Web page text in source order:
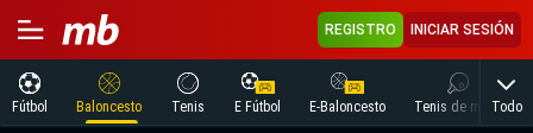
REGISTRO INICIAR SESIÓN
Fútbol Baloncesto Tenis E Fútbol E-Baloncesto Tenis de mesaTodo